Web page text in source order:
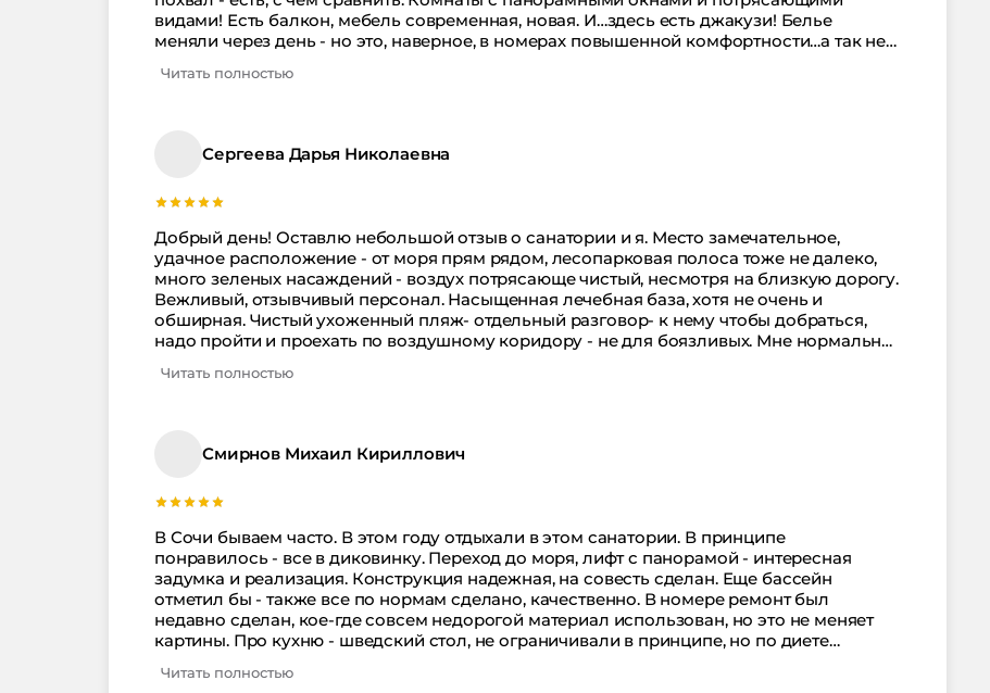
видами! Есть балкон, мебель современная, новая. И…здесь есть джакузи! Белье
меняли через день - но это, наверное, в номерах повышенной комфортности…а так не
диет, потому не ограничивались минимальными порциями) Все вкусно! Попали на
обычной процедуре приема пищи)) Бассейн под стеклянным куполом, просторный, с
невероятно чистой водой - система очистки превосходно работает! Шикарное место,
Читать полностью
Сергеева Дарья Николаевна
Добрый день! Оставлю небольшой отзыв о санатории и я. Место замечательное,
удачное расположение - от моря прям рядом, лесопарковая полоса тоже не далеко,
много зеленых насаждений - воздух потрясающе чистый, несмотря на близкую дорогу.
Вежливый, отзывчивый персонал. Насыщенная лечебная база, хотя не очень и
обширная. Чистый ухоженный пляж- отдельный разговор- к нему чтобы добраться,
надо пройти и проехать по воздушному коридору - не для боязливых. Мне нормально,
однообразное что ли. Хотя многие пишут, что отменная кухня - может, мы попали в
Читать полностью
Смирнов Михаил Кириллович
В Сочи бываем часто. В этом году отдыхали в этом санатории. В принципе
понравилось - все в диковинку. Переход до моря, лифт с панорамой - интересная
задумка и реализация. Конструкция надежная, на совесть сделан. Еще бассейн
отметил бы - также все по нормам сделано, качественно. В номере ремонт был
недавно сделан, кое-где совсем недорогой материал использован, но это не меняет
картины. Про кухню - шведский стол, не ограничивали в принципе, но по диете
Персонал кстати тоже молодцы - дело свое знают.
Читать полностью